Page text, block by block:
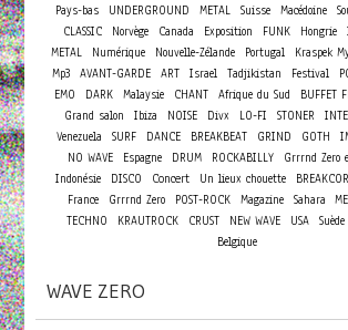
Pays-bas
UNDERGROUND METAL Suisse Macédoine
CLASSIC
Norvège Canada Exposition FUNK Hongrie
METAL
Numérique Nouvelle-Zélande Portugal Kraspek
Mp3 AVANT-GARDE ART Israel Tadjikistan Festival
EMO
DARK Malaysie CHANT Afrique du Sud BUFFET
Grand salon
Ibiza NOISE Divx LO-FI STONER
Venezuela
SURF DANCE BREAKBEAT GRIND GOTH
NO WAVE
Espagne DRUM ROCKABILLY
Grrrnd Zero
Indonésie
DISCO Concert Un lieux chouette
France
Grrrnd Zero POST-ROCK Magazine Sahara
TECHNO
KRAUTROCK CRUST NEW WAVE USA Suède
Belgique
WAVE ZERO